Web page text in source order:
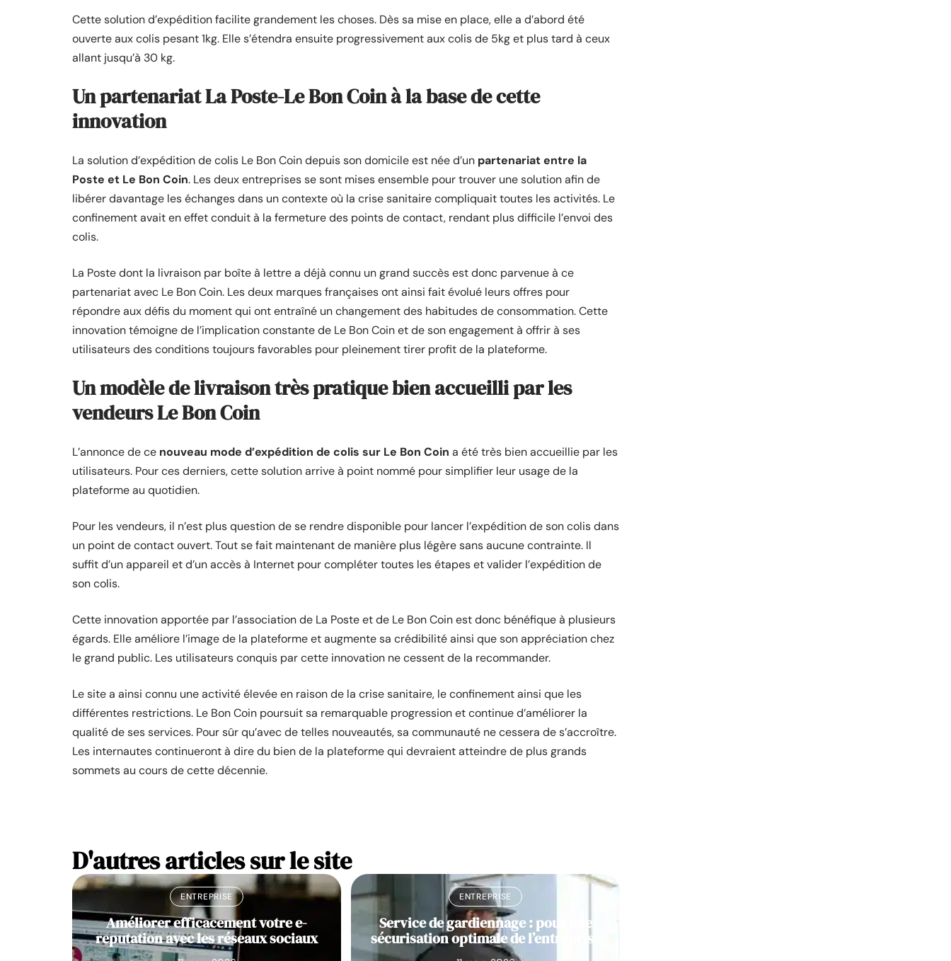
Cette solution d’expédition facilite grandement les choses. Dès sa mise en place, elle a d’abord été
ouverte aux colis pesant 1kg. Elle s’étendra ensuite progressivement aux colis de 5kg et plus tard à ceux
allant jusqu’à 30 kg.
Un partenariat La Poste-Le Bon Coin à la base de cette
innovation
La solution d’expédition de colis Le Bon Coin depuis son domicile est née d’un partenariat entre la
Poste et Le Bon Coin. Les deux entreprises se sont mises ensemble pour trouver une solution afin de
libérer davantage les échanges dans un contexte où la crise sanitaire compliquait toutes les activités. Le
confinement avait en effet conduit à la fermeture des points de contact, rendant plus difficile l’envoi des
colis.
La Poste dont la livraison par boîte à lettre a déjà connu un grand succès est donc parvenue à ce
partenariat avec Le Bon Coin. Les deux marques françaises ont ainsi fait évolué leurs offres pour
répondre aux défis du moment qui ont entraîné un changement des habitudes de consommation. Cette
innovation témoigne de l’implication constante de Le Bon Coin et de son engagement à offrir à ses
utilisateurs des conditions toujours favorables pour pleinement tirer profit de la plateforme.
Un modèle de livraison très pratique bien accueilli par les
vendeurs Le Bon Coin
L’annonce de ce nouveau mode d’expédition de colis sur Le Bon Coin a été très bien accueillie par les
utilisateurs. Pour ces derniers, cette solution arrive à point nommé pour simplifier leur usage de la
plateforme au quotidien.
Pour les vendeurs, il n’est plus question de se rendre disponible pour lancer l’expédition de son colis dans
un point de contact ouvert. Tout se fait maintenant de manière plus légère sans aucune contrainte. Il
suffit d’un appareil et d’un accès à Internet pour compléter toutes les étapes et valider l’expédition de
son colis.
Cette innovation apportée par l’association de La Poste et de Le Bon Coin est donc bénéfique à plusieurs
égards. Elle améliore l’image de la plateforme et augmente sa crédibilité ainsi que son appréciation chez
le grand public. Les utilisateurs conquis par cette innovation ne cessent de la recommander.
Le site a ainsi connu une activité élevée en raison de la crise sanitaire, le confinement ainsi que les
différentes restrictions. Le Bon Coin poursuit sa remarquable progression et continue d’améliorer la
qualité de ses services. Pour sûr qu’avec de telles nouveautés, sa communauté ne cessera de s’accroître.
Les internautes continueront à dire du bien de la plateforme qui devraient atteindre de plus grands
sommets au cours de cette décennie.
D'autres articles sur le site
ENTREPRISE
Améliorer efficacement votre e-
reputation avec les réseaux sociaux
ENTREPRISE
Service de gardiennage : pour une
sécurisation optimale de l’entreprise